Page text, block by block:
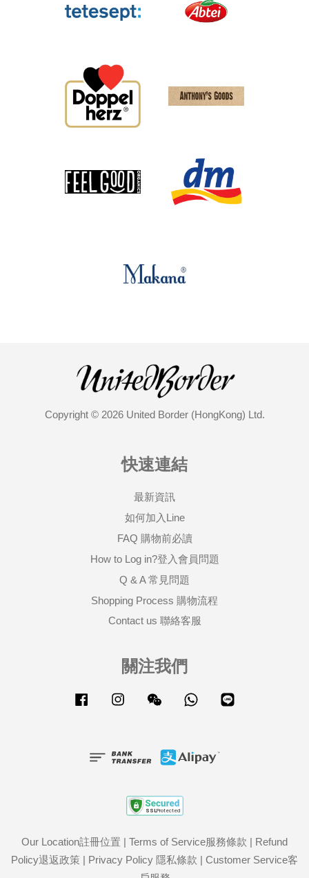
Copyright © 2026 United Border (HongKong) Ltd.
快速連結
最新資訊
如何加入Line
FAQ 購物前必讀
How to Log in?登入會員問題
Q & A 常見問題
Shopping Process 購物流程
Contact us 聯絡客服
關注我們
Facebook Instagram Wechat Whatsapp
Our Location註冊位置 | Terms of Service服務條款 | Refund
Policy退返政策 | Privacy Policy 隱私條款 | Customer Service客